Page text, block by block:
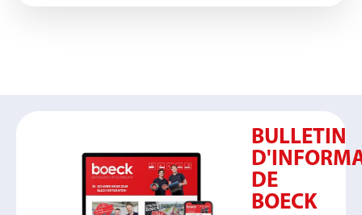
BULLETIN
DE
BOECK